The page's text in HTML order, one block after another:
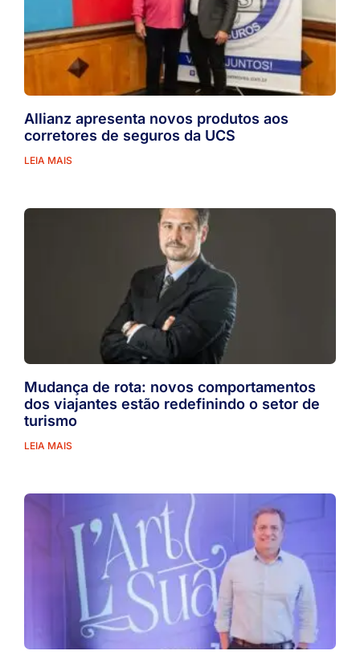
Allianz apresenta novos produtos aos
corretores de seguros da UCS
LEIA MAIS
Mudança de rota: novos comportamentos
dos viajantes estão redefinindo o setor de
turismo
LEIA MAIS